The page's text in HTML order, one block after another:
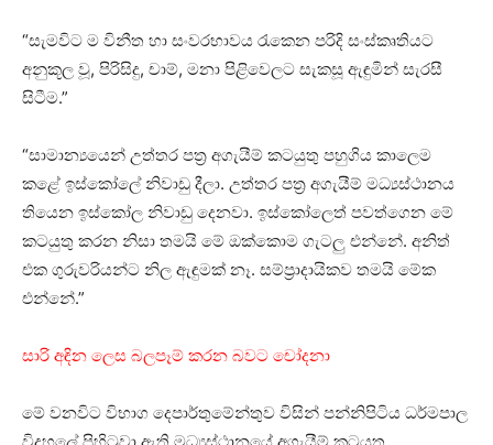
“සැමවිට ම විනීත හා සංවරභාවය රැකෙන පරිදි සංස්කෘතියට
අනුකූල වූ, පිරිසිදු, චාම්, මනා පිළිවෙලට සැකසූ ඇඳුමින් සැරසී
සිටීම.”
“සාමාන්‍යයෙන් උත්තර පත්‍ර අගැයීම් කටයුතු පහුගිය කාලෙම
කළේ ඉස්කෝලේ නිවාඩු දීලා. උත්තර පත්‍ර අගැයීම් මධ්‍යස්ථානය
තියෙන ඉස්කෝල නිවාඩු දෙනවා. ඉස්කෝලෙත් පවත්ගෙන මේ
කටයුතු කරන නිසා තමයි මේ ඔක්කොම ගැටලු එන්නේ. අනිත්
එක ගුරුවරියන්ට නිල ඇඳුමක් නෑ. සම්ප්‍රාදායිකව තමයි මේක
එන්නේ.”
සාරි අඳින ලෙස බලපෑම් කරන බවට චෝදනා
මේ වනවිට විභාග දෙපාර්තුමේන්තුව විසින් පන්නිපිටිය ධර්මපාල